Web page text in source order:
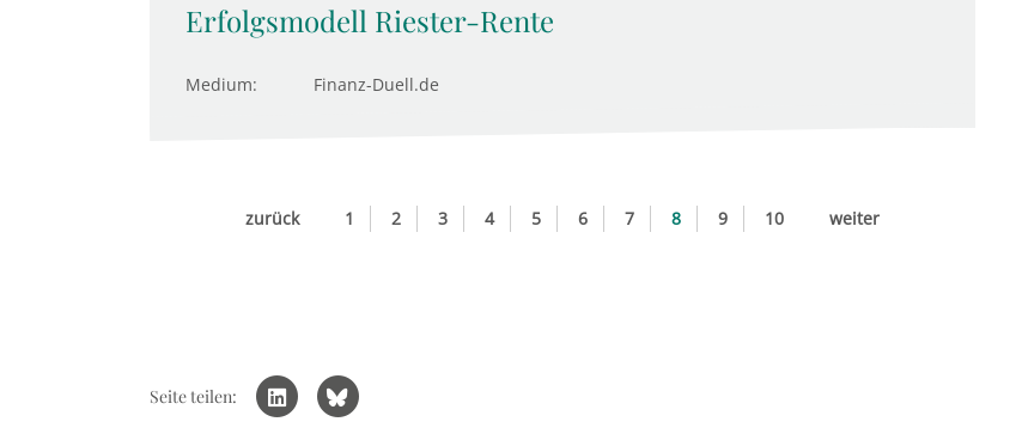
Erfolgsmodell Riester-Rente
Medium: Finanz-Duell.de
zurück 1 2 3 4 5 6 7 8 9 10 weiter
Seite teilen: